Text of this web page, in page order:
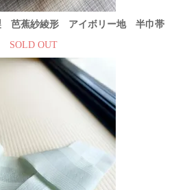
芭蕉紗綾形 アイボリー地 半巾帯
SOLD OUT